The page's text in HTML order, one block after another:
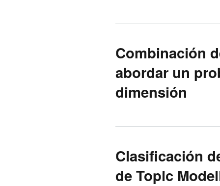
Combinación
abordar un
dimensión
Clasificación
de Topic